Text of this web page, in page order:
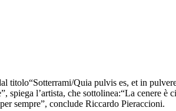
titolo“Sotterrami/Quia pulvis es, et in
l’artista, che sottolinea:“La cenere è
sempre”, conclude Riccardo Pieraccioni.